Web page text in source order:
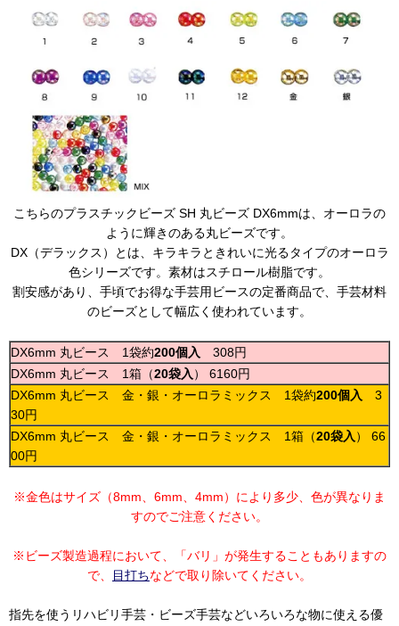
こちらのプラスチックビーズ SH 丸ビーズ DX6mmは、オーロラの
ように輝きのある丸ビーズです。
DX（デラックス）とは、キラキラときれいに光るタイプのオーロラ
色シリーズです。素材はスチロール樹脂です。
割安感があり、手頃でお得な手芸用ビースの定番商品で、手芸材料
のビーズとして幅広く使われています。
DX6mm 丸ビース 1袋約200個入
308円
DX6mm 丸ビース 1箱（20袋入 ） 6160円
DX6mm 丸ビース 金・銀・オーロラミックス 1袋約200個入
3
30円
DX6mm 丸ビース 金・銀・オーロラミックス 1箱（20袋入 ） 66
00円
※金色はサイズ（8mm、6mm、4mm）により多少、色が異なりま
すのでご注意ください。
※ビーズ製造過程において、「バリ」が発生することもありますの
で、
目打ちなどで取り除いてください。
指先を使うリハビリ手芸・ビーズ手芸などいろいろな物に使える優